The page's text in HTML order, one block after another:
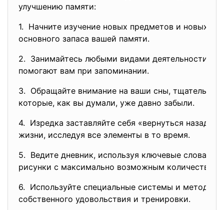
улучшению памяти:
1. Начните изучение новых предметов и новых
основного запаса вашей памяти.
2. Занимайтесь любыми видами деятельности,
помогают вам при запоминании.
3. Обращайте внимание на ваши сны, тщательно
которые, как вы думали, уже давно забыли.
4. Изредка заставляйте себя «вернуться назад»
жизни, исследуя все элементы в то время.
5. Ведите дневник, используя ключевые слова,
рисунки с максимально возможным количеством
6. Используйте специальные системы и
собственного удовольствия и тренировки.